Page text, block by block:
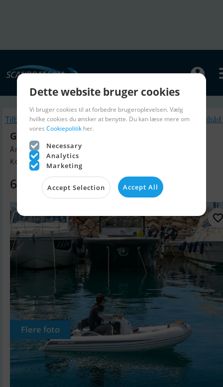
Tilbage Lignende
Grand G340EF
Årgang 2026, Gummibåd / Rib til salg
Kolding, Danmark
67.500 DKK
Flere foto
Dette website bruger cookies
Vi bruger cookies til at forbedre brugeroplevelsen. Vælg
hvilke cookies du ønsker at benytte. Du kan læse mere om
vores Cookiepolitik her.
Necessary
Analytics
Marketing
Accept Selection Accept All